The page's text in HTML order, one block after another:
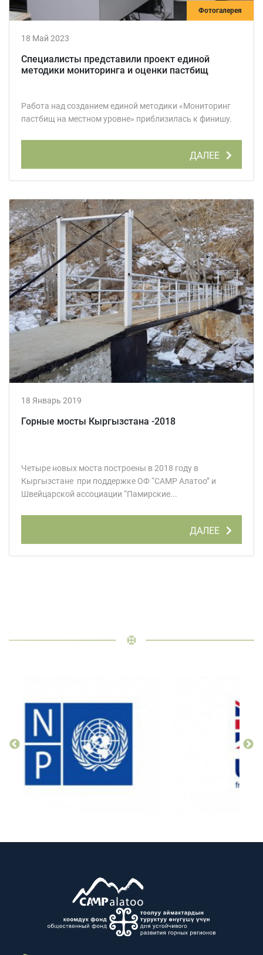
Фотогалерея
18 Май 2023
Специалисты представили проект единой
методики мониторинга и оценки пастбищ
Работа над созданием единой методики «Мониторинг
пастбищ на местном уровне» приблизилась к финишу.
ДАЛЕЕ
18 Январь 2019
Горные мосты Кыргызстана -2018
Четыре новых моста построены в 2018 году в
Кыргызстане при поддержке ОФ “CAMP Алатоо” и
Швейцарской ассоциации “Памирские...
ДАЛЕЕ